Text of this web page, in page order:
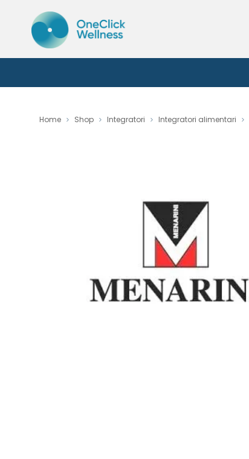
Home Shop Integratori Integratori alimentari